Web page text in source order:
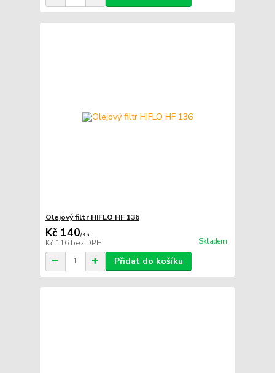
Olejový filtr HIFLO HF 136
Kč 140/ks
Kč 116 bez DPH Skladem
Přidat do košíku